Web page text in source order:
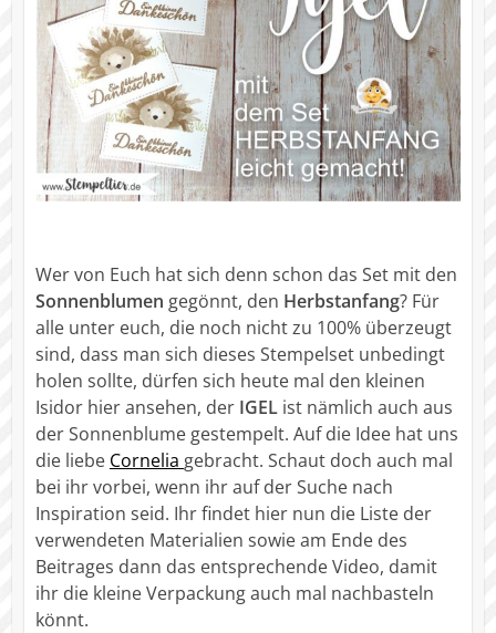
Wer von Euch hat sich denn schon das Set mit den
Sonnenblumen gegönnt, den Herbstanfang? Für
alle unter euch, die noch nicht zu 100% überzeugt
sind, dass man sich dieses Stempelset unbedingt
holen sollte, dürfen sich heute mal den kleinen
Isidor hier ansehen, der IGEList nämlich auch aus
der Sonnenblume gestempelt. Auf die Idee hat uns
die liebe Cornelia gebracht. Schaut doch auch mal
bei ihr vorbei, wenn ihr auf der Suche nach
Inspiration seid. Ihr findet hier nun die Liste der
verwendeten Materialien sowie am Ende des
Beitrages dann das entsprechende Video, damit
ihr die kleine Verpackung auch mal nachbasteln
könnt.